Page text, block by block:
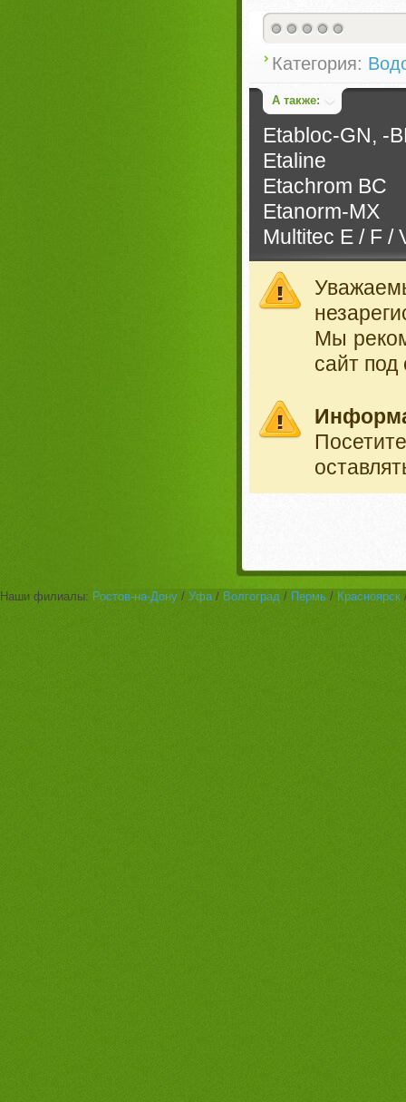
Категория:
А также:
Etabloc-GN, -
Etaline
Etachrom BC
Etanorm-MX
Multitec E / F /
Мы
сайт
Наши филиалы: Ростов-на-Дону / Уфа / Волгоград / Пермь / Красноярск